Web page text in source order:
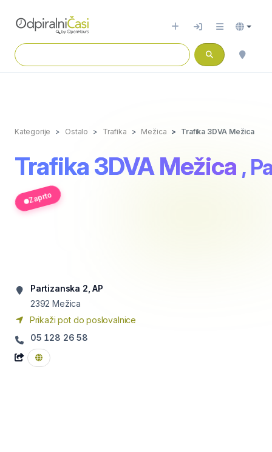
Kategorije Ostalo Trafika Mežica Trafika 3DVA Mežica
Trafika 3DVA Mežica ,
Zaprto
Partizanska 2, AP
2392 Mežica
Prikaži pot do poslovalnice
05 128 26 58